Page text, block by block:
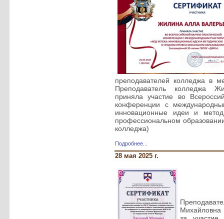
преподавателей колледжа в
Преподаватель колледжа
приняла участие во
конференции с
инновационные идеи и
профессиональном
колледжа)
Подробнее...
28 мая 2025 г.